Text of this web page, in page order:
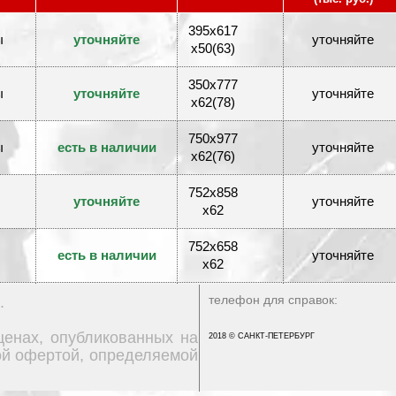
уточняйте
395x617
x50(63)
уточняйте
уточняйте
350x777
x62(78)
уточняйте
есть в наличии
750x977
x62(76)
уточняйте
уточняйте
752x858
x62
уточняйте
есть в наличии
752x658
x62
уточняйте
752x852
уточняйте
есть в наличии
400x437
телефон для справок:
2018 © САНКТ-ПЕТЕРБУРГ
опубликованных на
офертой, определяемой